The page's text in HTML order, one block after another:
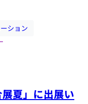
ション
展夏」に出展い